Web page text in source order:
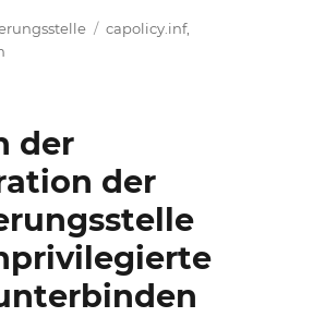
Schlagwörter
capolicy.inf,
der
der